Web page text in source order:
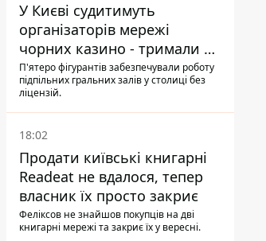
У Києві судитимуть
організаторів мережі
чорних казино - тримали 39
закладів
П'ятеро фігурантів забезпечували роботу
підпільних гральних залів у столиці без
ліцензій.
18:02
Продати київські книгарні
Readeat не вдалося, тепер
власник їх просто закриє
Феліксов не знайшов покупців на дві
книгарні мережі та закриє їх у вересні.